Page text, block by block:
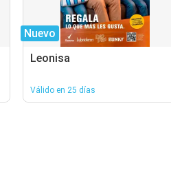
Nuevo
Leonisa
Válido en 25 días